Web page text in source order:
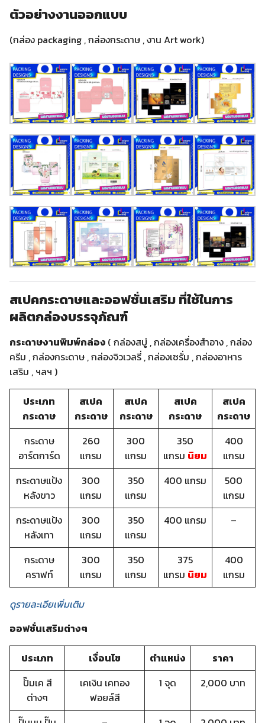
ตัวอย่างงานออกแบบ
(กล่อง packaging , กล่องกระดาษ , งาน Art work)
สเปคกระดาษและออฟชั่นเสริม ที่ใช้ในการ
ผลิตกล่องบรรจุภัณฑ์
กระดาษงานพิมพ์กล่อง ( กล่องสบู่ , กล่องเครื่องสำอาง , กล่อง
ครีม , กล่องกระดาษ , กล่องจิวเวลรี่ , กล่องเซรั่ม , กล่องอาหาร
เสริม , ฯลฯ )
ประเภท
กระดาษ
สเปค
กระดาษ
สเปค
กระดาษ
สเปค
กระดาษ
สเปค
กระดาษ
กระดาษ
อาร์ตการ์ด
260
แกรม
300
แกรม
350
แกรม นิยม
400
แกรม
กระดาษแป้ง
หลังขาว
300
แกรม
350
แกรม
400 แกรม
500
แกรม
กระดาษแป้ง
หลังเทา
300
แกรม
350
แกรม
400 แกรม –
กระดาษ
คราฟท์
300
แกรม
350
แกรม
375
แกรม นิยม
400
แกรม
ดูรายละเอียเพิ่มเติม
ออฟชั่นเสริมต่างๆ
ประเภท เงื่อนไข ตำแหน่ง
ราคา
ปั๊มเค สี
ต่างๆ
เคเงิน เคทอง
ฟอยล์สี
1 จุด 2,000 บาท